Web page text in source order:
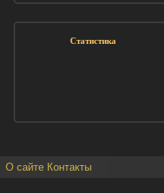
Статистика
О сайте Контакты